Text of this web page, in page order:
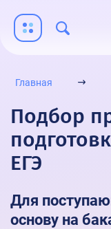
Порядок учета
Стоимость
услуг
Подтверждение
Отдел
Общежития
Главная
Подбор
ЕГЭ
Для
основу на